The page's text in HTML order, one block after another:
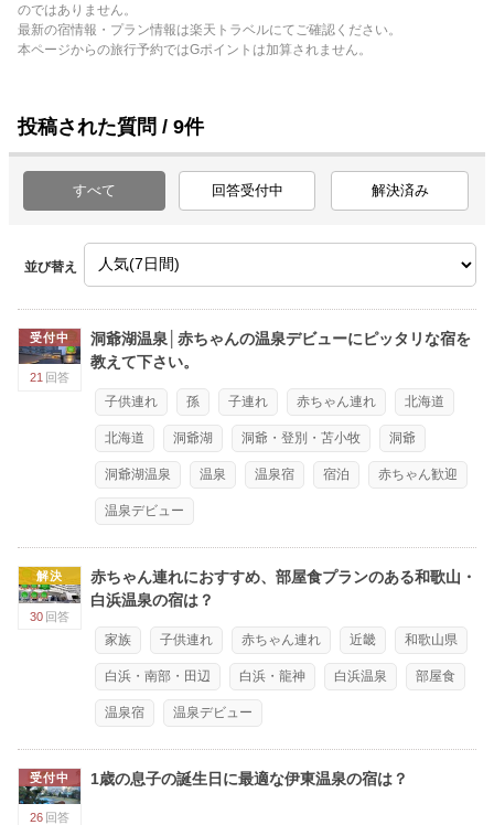
のではありません。
最新の宿情報・プラン情報は楽天トラベルにてご確認ください。
本ページからの旅行予約ではGポイントは加算されません。
投稿された質問 / 9件
すべて 回答受付中 解決済み
並び替え
受付中
21 回答
洞爺湖温泉│赤ちゃんの温泉デビューにピッタリな宿を
教えて下さい。
子供連れ 孫 子連れ 赤ちゃん連れ 北海道
北海道 洞爺湖 洞爺・登別・苫小牧 洞爺
洞爺湖温泉 温泉 温泉宿 宿泊 赤ちゃん歓迎
温泉デビュー
解決
30 回答
赤ちゃん連れにおすすめ、部屋食プランのある和歌山・
白浜温泉の宿は？
家族 子供連れ 赤ちゃん連れ 近畿 和歌山県
白浜・南部・田辺 白浜・龍神 白浜温泉 部屋食
温泉宿 温泉デビュー
受付中
26 回答
1歳の息子の誕生日に最適な伊東温泉の宿は？